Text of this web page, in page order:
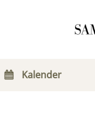
Kalender